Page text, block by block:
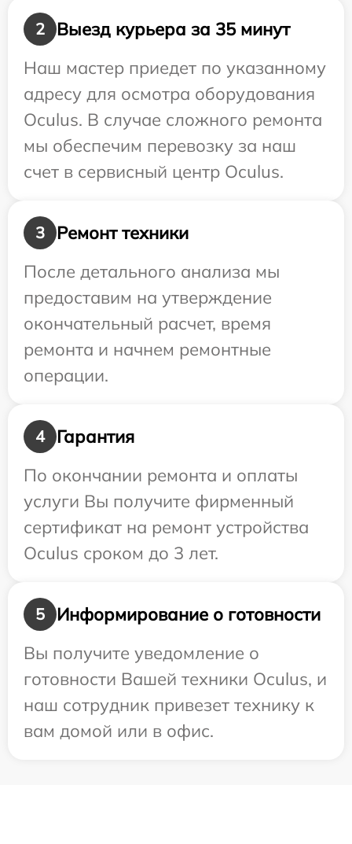
2
Выезд курьера за 35 минут
Наш мастер приедет по указанному
адресу для осмотра оборудования
Oculus. В случае сложного ремонта
мы обеспечим перевозку за наш
счет в сервисный центр Oculus.
3
Ремонт техники
После детального анализа мы
предоставим на утверждение
окончательный расчет, время
ремонта и начнем ремонтные
операции.
4
Гарантия
По окончании ремонта и оплаты
услуги Вы получите фирменный
сертификат на ремонт устройства
Oculus сроком до 3 лет.
5
Информирование о готовности
Вы получите уведомление о
готовности Вашей техники Oculus, и
наш сотрудник привезет технику к
вам домой или в офис.